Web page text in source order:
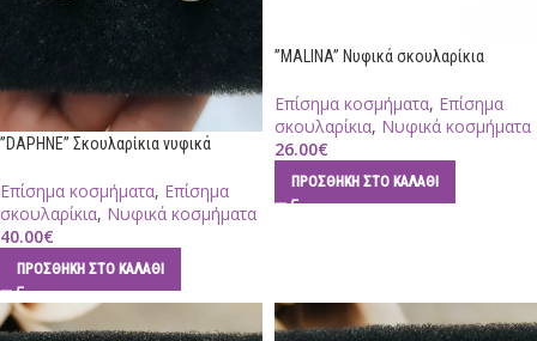
”DAPHNE” Σκουλαρίκια νυφικά
Επίσημα κοσμήματα, Επίσημα
σκουλαρίκια, Νυφικά κοσμήματα
40.00€
ΠΡΟΣΘΉΚΗ ΣΤΟ ΚΑΛΆΘΙ
”MALINA” Νυφικά σκουλαρίκια
Επίσημα κοσμήματα, Επίσημα
σκουλαρίκια, Νυφικά κοσμήματα
26.00€
ΠΡΟΣΘΉΚΗ ΣΤΟ ΚΑΛΆΘΙ